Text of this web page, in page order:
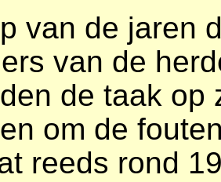
van de jaren
van de
de taak op
om de
reeds rond